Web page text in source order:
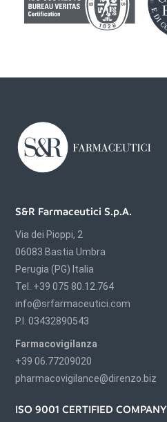
S&R Farmaceutici S.p.A.
Via dei Pioppi, 2
06083 Bastia Umbra
Perugia (PG) Italia
Tel. +39 075 80.12.764
info@srfarmaceutici.com
P.I. 03432890543
Farmacovigilanza
+39 06.77209020
pharmacovigilance@direnzo.biz
ISO 9001 CERTIFIED COMPANY